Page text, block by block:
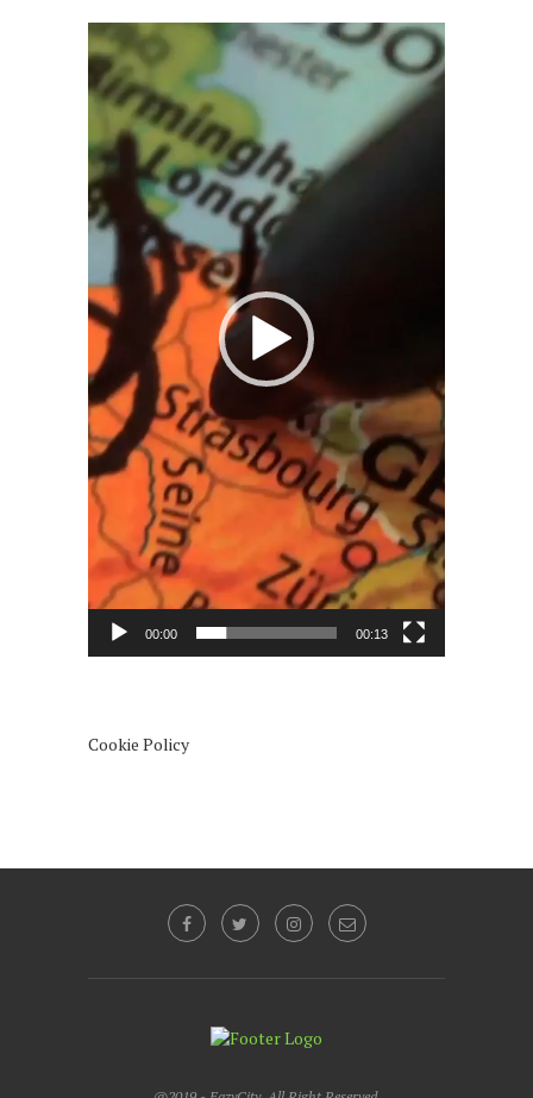
Reproductor
de
vídeo
00:00 00:13
Cookie Policy